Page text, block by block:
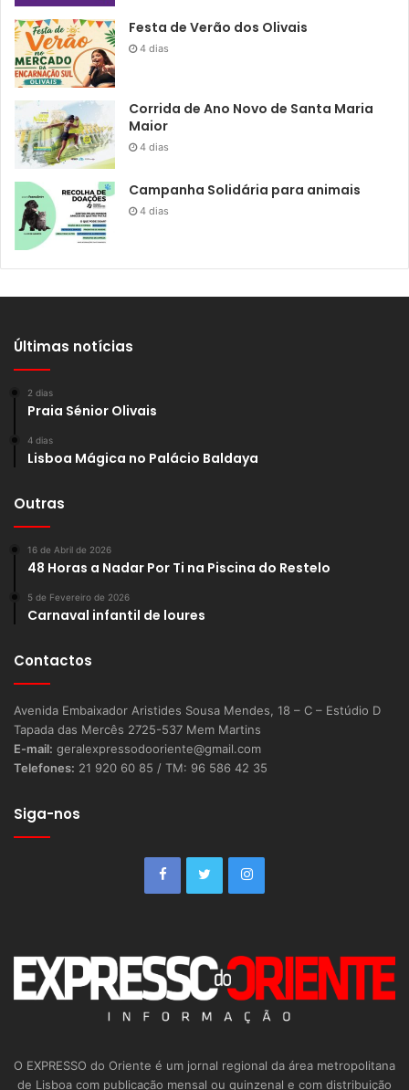
Festa de Verão dos Olivais
4 dias
Corrida de Ano Novo de Santa Maria
Maior
4 dias
Campanha Solidária para animais
4 dias
Últimas notícias
2 dias
Praia Sénior Olivais
4 dias
Lisboa Mágica no Palácio Baldaya
Outras
16 de Abril de 2026
48 Horas a Nadar Por Ti na Piscina do Restelo
5 de Fevereiro de 2026
Carnaval infantil de loures
Contactos
Avenida Embaixador Aristides Sousa Mendes, 18 – C – Estúdio D
Tapada das Mercês 2725-537 Mem Martins
E-mail: geralexpressodooriente@gmail.com
Telefones: 21 920 60 85 / TM: 96 586 42 35
Siga-nos
O EXPRESSO do Oriente é um jornal regional da área metropolitana
de Lisboa com publicação mensal ou quinzenal e com distribuição